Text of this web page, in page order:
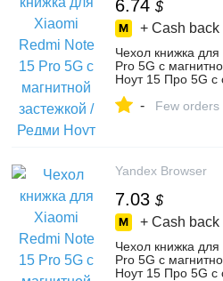
6.74 $
+ Cash back
Чехол книжка
Pro 5G c
Ноут 15 Про 5G c
застежкой –
- Few orders
Yandex Browser
7.03 $
+ Cash back
Чехол книжка
Pro 5G c
Ноут 15 Про 5G c